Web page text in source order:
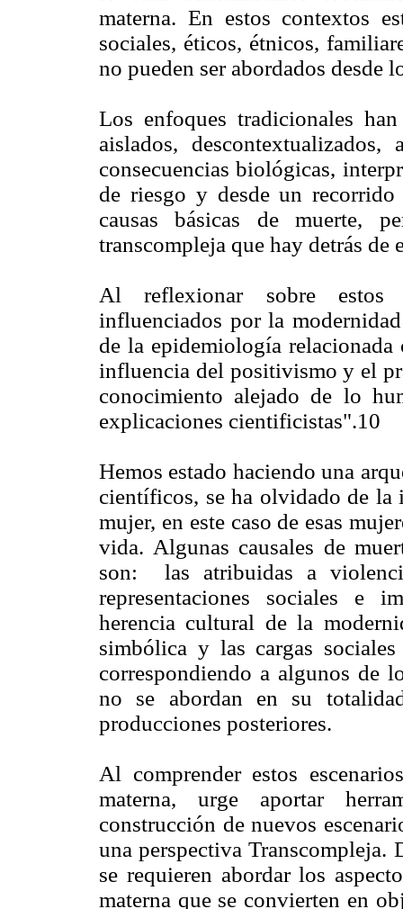
materna. En estos contextos
sociales, éticos, étnicos,
no pueden ser abordados desde
Los enfoques tradicionales
aislados,
consecuencias biológicas,
de riesgo y desde un
causas básicas de muerte,
transcompleja que hay detrás de
Al reflexionar sobre estos
influenciados por la
de la epidemiología relacionada
influencia del positivismo y el
conocimiento alejado de lo
explicaciones cientificistas".10
Hemos estado haciendo una
científicos, se ha olvidado de
mujer, en este caso de esas
vida. Algunas causales de
son: las atribuidas a
representaciones sociales e
herencia cultural de la
simbólica y las cargas
correspondiendo a algunos de
no se abordan en su
producciones posteriores.
Al comprender estos
materna, urge aportar
construcción de nuevos
una perspectiva Transcompleja.
se requieren abordar los
materna que se convierten en